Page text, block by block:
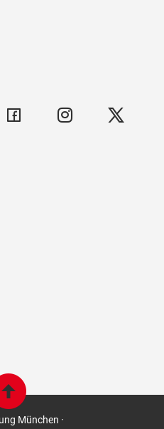
München ·